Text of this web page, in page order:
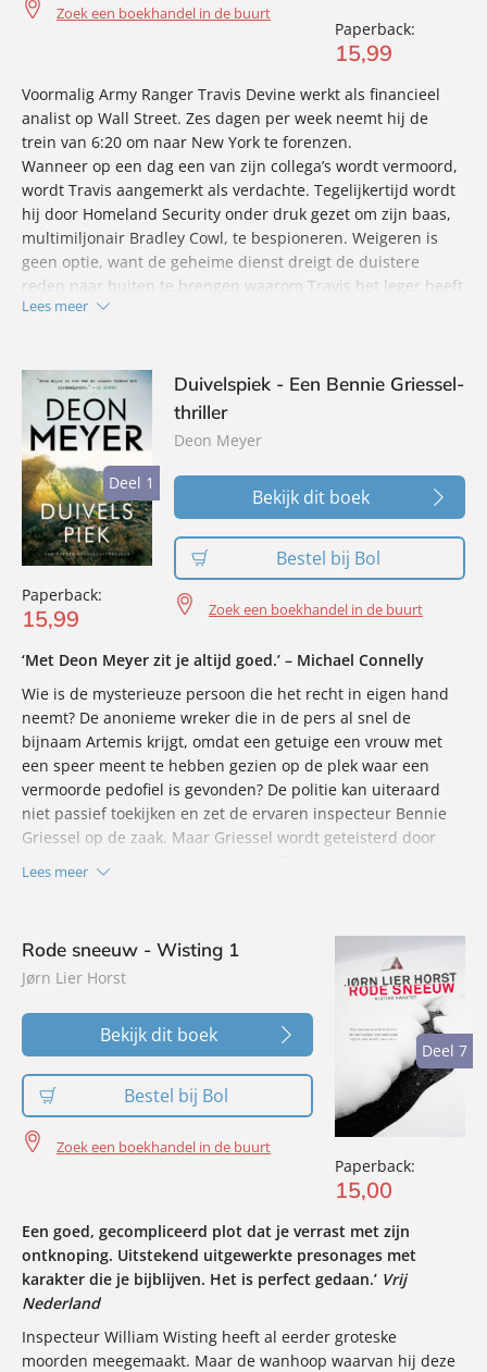
Paperback:
15,99
Zoek een boekhandel in de buurt
Voormalig Army Ranger Travis Devine werkt als financieel
analist op Wall Street. Zes dagen per week neemt hij de
trein van 6:20 om naar New York te forenzen.
Wanneer op een dag een van zijn collega’s wordt vermoord,
wordt Travis aangemerkt als verdachte. Tegelijkertijd wordt
hij door Homeland Security onder druk gezet om zijn baas,
multimiljonair Bradley Cowl, te bespioneren. Weigeren is
geen optie, want de geheime dienst dreigt de duistere
reden naar buiten te brengen waarom Travis het leger heeft
moeten verlaten. Langzaam maar zeker komt Travis erachter
veel verraderlijker…
Lees meer
Deel 1
Deel 1
Paperback:
15,99
Duivelspiek - Een Bennie Griessel-
thriller
Deon Meyer
Bekijk dit boek
Bestel bij Bol
Zoek een boekhandel in de buurt
‘Met Deon Meyer zit je altijd goed.’ – Michael Connelly
Wie is de mysterieuze persoon die het recht in eigen hand
neemt? De anonieme wreker die in de pers al snel de
bijnaam Artemis krijgt, omdat een getuige een vrouw met
een speer meent te hebben gezien op de plek waar een
vermoorde pedofiel is gevonden? De politie kan uiteraard
niet passief toekijken en zet de ervaren inspecteur Bennie
Griessel op de zaak. Maar Griessel wordt geteisterd door
Lees meer
Deel 7
Deel 7
Paperback:
15,00
Rode sneeuw - Wisting 1
Jørn Lier Horst
Bekijk dit boek
Bestel bij Bol
Zoek een boekhandel in de buurt
Een goed, gecompliceerd plot dat je verrast met zijn
ontknoping. Uitstekend uitgewerkte presonages met
karakter die je bijblijven. Het is perfect gedaan.’ Vrij
Nederland
Inspecteur William Wisting heeft al eerder groteske
moorden meegemaakt. Maar de wanhoop waarvan hij deze